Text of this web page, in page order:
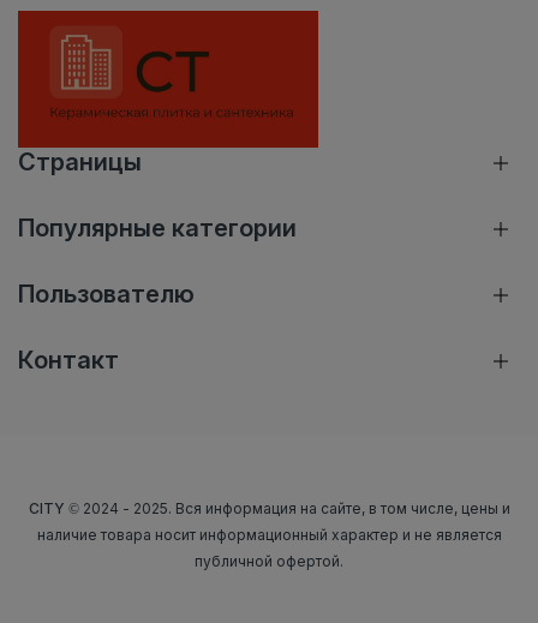
Страницы
Популярные категории
Пользователю
Контакт
CITY © 2024 - 2025. Вся информация на сайте, в том числе, цены и
наличие товара носит информационный характер и не является
публичной офертой.